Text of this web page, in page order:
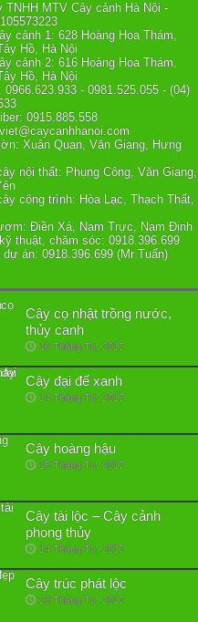
TNHH MTV Cây cảnh Hà Nội -
cảnh 1: 628 Hoàng Hoa Thám,
Hồ, Hà Nội
cảnh 2: 616 Hoàng Hoa Thám,
Hồ, Hà Nội
0966.623.933 - 0981.525.055 - (04)
0915.885.558
Xuân Quan, Văn Giang, Hưng
nội thất: Phụng Công, Văn Giang,
công trình: Hòa Lạc, Thạch Thất,
Điền Xá, Nam Trực, Nam Định
thuật, chăm sóc: 0918.396.699
dự án: 0918.396.699 (Mr Tuấn)
Cây cọ nhật trồng nước,
thủy canh
16 Tháng Tư, 2017
Cây đại đế xanh
14 Tháng Tư, 2017
Cây hoàng hậu
15 Tháng Tư, 2017
Cây tài lộc – Cây cảnh
phong thủy
14 Tháng Tư, 2017
Cây trúc phát lộc
23 Tháng Tư, 2017